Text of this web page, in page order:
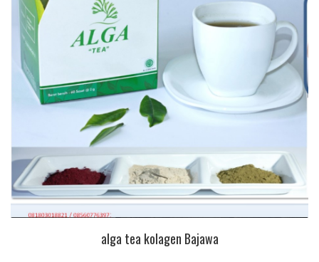
alga tea kolagen Bajawa